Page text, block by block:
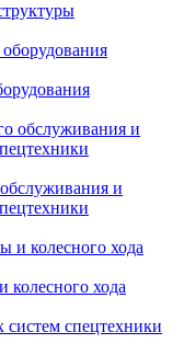
и
колесного хода